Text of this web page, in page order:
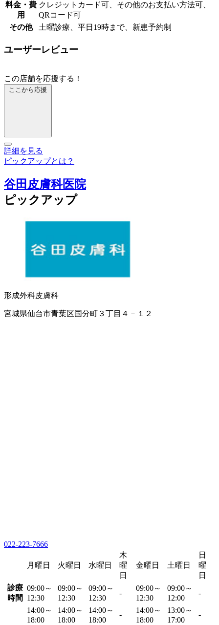
料金・費
用
クレジットカード可、その他のお支払い方法可、
QRコード可
その他
土曜診療、平日19時まで、新患予約制
ユーザーレビュー
この店舗を応援する！
ここから応援
詳細を見る
ピックアップとは？
谷田皮膚科医院
ピックアップ
形成外科皮膚科
宮城県仙台市青葉区国分町３丁目４－１２
022-223-7666
月曜日 火曜日 水曜日
木
曜
日
金曜日 土曜日
日
曜
日
診療
時間
09:00～
12:30
09:00～
12:30
09:00～
12:30
-
09:00～
12:30
09:00～
12:00
-
14:00～
18:00
14:00～
18:00
14:00～
18:00
-
14:00～
18:00
13:00～
17:00
-